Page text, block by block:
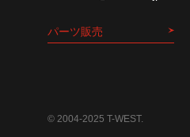
パーツ販売
© 2004-2025 T-WEST.